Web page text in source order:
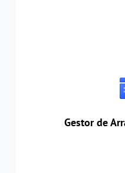
Gestor de
arranque